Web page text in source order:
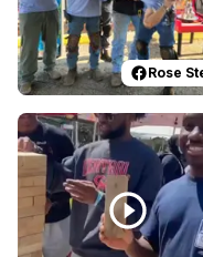
Rose
Reviewed onInstagram